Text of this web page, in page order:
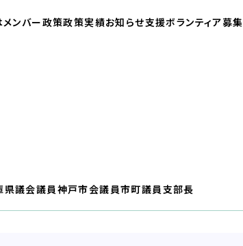
メンバー政策政策実績お知らせ支援ボランティア募集
県議会議員神戸市会議員市町議員支部長